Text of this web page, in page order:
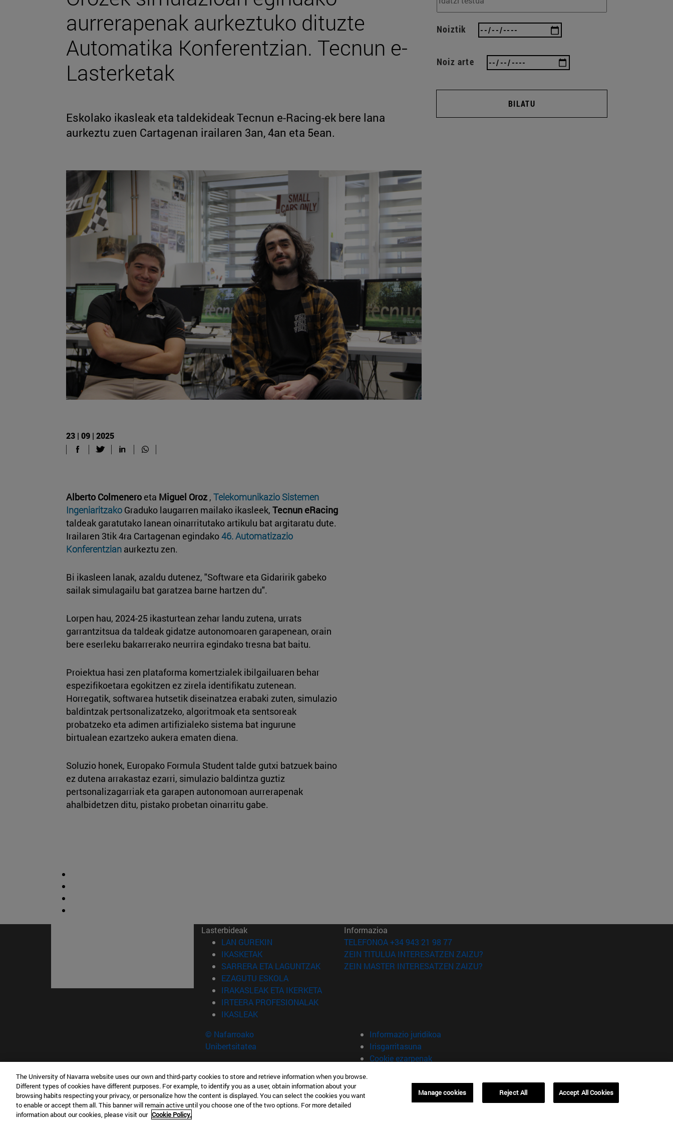
aurrerapenak aurkeztuko dituzte
Automatika Konferentzian. Tecnun e-
Lasterketak
Eskolako ikasleak eta taldekideak Tecnun e-Racing-ek bere lana
aurkeztu zuen Cartagenan irailaren 3an, 4an eta 5ean.
23 | 09 | 2025
Alberto Colmenero eta Miguel Oroz , Telekomunikazio Sistemen
Ingeniaritzako Graduko laugarren mailako ikasleek, Tecnun eRacing
taldeak garatutako lanean oinarritutako artikulu bat argitaratu dute.
Irailaren 3tik 4ra Cartagenan egindako46. Automatizazio
Konferentzian aurkeztu zen.
Bi ikasleen lanak, azaldu dutenez, "Software eta Gidaririk gabeko
sailak simulagailu bat garatzea barne hartzen du".
Lorpen hau, 2024-25 ikasturtean zehar landu zutena, urrats
garrantzitsua da taldeak gidatze autonomoaren garapenean, orain
bere eserleku bakarrerako neurrira egindako tresna bat baitu.
Proiektua hasi zen plataforma komertzialek ibilgailuaren behar
espezifikoetara egokitzen ez zirela identifikatu zutenean.
Horregatik, softwarea hutsetik diseinatzea erabaki zuten, simulazio
baldintzak pertsonalizatzeko, algoritmoak eta sentsoreak
probatzeko eta adimen artifizialeko sistema bat ingurune
birtualean ezartzeko aukera ematen diena.
Soluzio honek, Europako Formula Student talde gutxi batzuek baino
ez dutena arrakastaz ezarri, simulazio baldintza guztiz
pertsonalizagarriak eta garapen autonomoan aurrerapenak
ahalbidetzen ditu, pistako probetan oinarritu gabe.
Noiztik
Noiz arte
BILATU
Lasterbideak
LAN GUREKIN (Beste leiho batean irekiko da)
IKASKETAK(Beste leiho batean irekiko da)
SARRERA ETA LAGUNTZAK(Beste leiho batean irekiko da)
EZAGUTU ESKOLA(Beste leiho batean irekiko da)
IRAKASLEAK ETA IKERKETA(Beste leiho batean irekiko da)
IRTEERA PROFESIONALAK(Beste leiho batean irekiko da)
IKASLEAK(Beste leiho batean irekiko da)
Informazioa
TELEFONOA +34 943 21 98 77
ZEIN TITULUA INTERESATZEN ZAIZU?
ZEIN MASTER INTERESATZEN ZAIZU?
© Nafarroako
Unibertsitatea
Informazio juridikoa
Irisgarritasuna
Cookie ezarpenak
Tecnun . Ingeniaritza eskola
P° de Manuel Lardizabal, 13 20018 Donostia Espainia
T.+34 943 21 98 77
The University of Navarra website uses our own and third-party cookies to store and retrieve information when you browse.
Different types of cookies have different purposes. For example, to identify you as a user, obtain information about your
browsing habits respecting your privacy, or personalize how the content is displayed. You can select the cookies you want
to enable or accept them all. This banner will remain active until you choose one of the two options. For more detailed
information about our cookies, please visit our Cookie Policy.
Manage cookies Reject All Accept All Cookies